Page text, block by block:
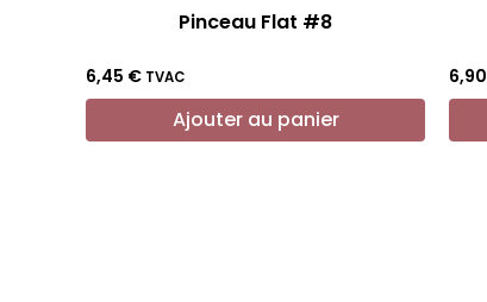
Pinceau Flat #8
6,45 € TVAC
Ajouter au panier
6,90